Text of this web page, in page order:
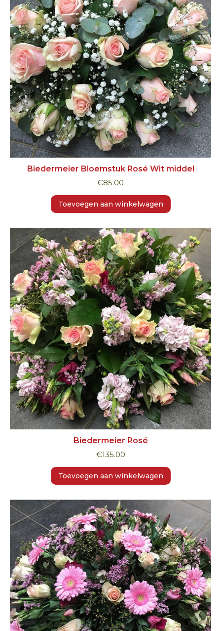
Biedermeier Bloemstuk Rosé Wit middel
€85.00
Toevoegen aan winkelwagen
Biedermeier Rosé
€135.00
Toevoegen aan winkelwagen